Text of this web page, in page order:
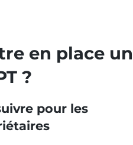
en place un
?
pour les